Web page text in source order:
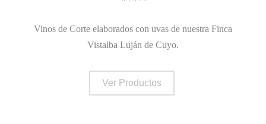
Vinos de Corte elaborados con uvas de nuestra Finca
Vistalba Luján de Cuyo.
Ver Productos